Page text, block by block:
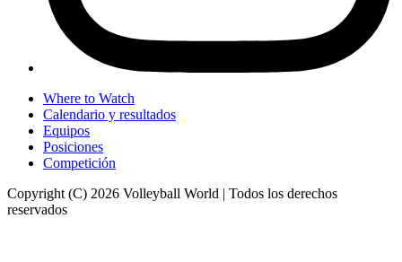
Where to Watch
Calendario y resultados
Equipos
Posiciones
Competición
Copyright (C) 2026 Volleyball World | Todos los derechos
reservados